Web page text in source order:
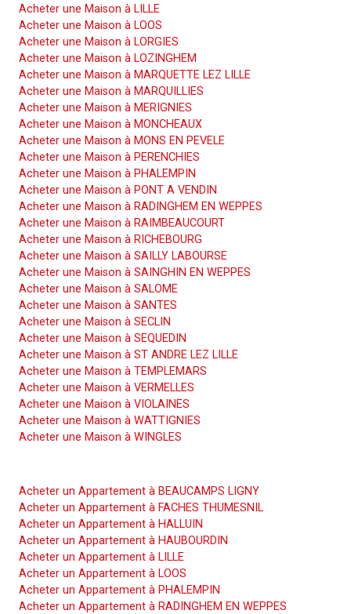
Acheter une Maison à LILLE
Acheter une Maison à LOOS
Acheter une Maison à LORGIES
Acheter une Maison à LOZINGHEM
Acheter une Maison à MARQUETTE LEZ LILLE
Acheter une Maison à MARQUILLIES
Acheter une Maison à MERIGNIES
Acheter une Maison à MONCHEAUX
Acheter une Maison à MONS EN PEVELE
Acheter une Maison à PERENCHIES
Acheter une Maison à PHALEMPIN
Acheter une Maison à PONT A VENDIN
Acheter une Maison à RADINGHEM EN WEPPES
Acheter une Maison à RAIMBEAUCOURT
Acheter une Maison à RICHEBOURG
Acheter une Maison à SAILLY LABOURSE
Acheter une Maison à SAINGHIN EN WEPPES
Acheter une Maison à SALOME
Acheter une Maison à SANTES
Acheter une Maison à SECLIN
Acheter une Maison à SEQUEDIN
Acheter une Maison à ST ANDRE LEZ LILLE
Acheter une Maison à TEMPLEMARS
Acheter une Maison à VERMELLES
Acheter une Maison à VIOLAINES
Acheter une Maison à WATTIGNIES
Acheter une Maison à WINGLES
Acheter un Appartement à BEAUCAMPS LIGNY
Acheter un Appartement à FACHES THUMESNIL
Acheter un Appartement à HALLUIN
Acheter un Appartement à HAUBOURDIN
Acheter un Appartement à LILLE
Acheter un Appartement à LOOS
Acheter un Appartement à PHALEMPIN
Acheter un Appartement à RADINGHEM EN WEPPES